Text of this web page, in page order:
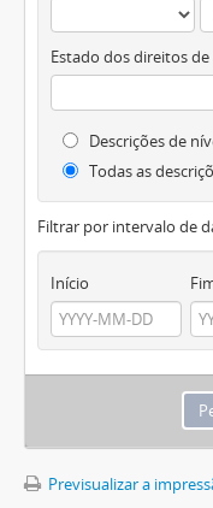
Estado dos direitos
Descrições de
Todas as
Filtrar por intervalo de
Início
Previsualizar a